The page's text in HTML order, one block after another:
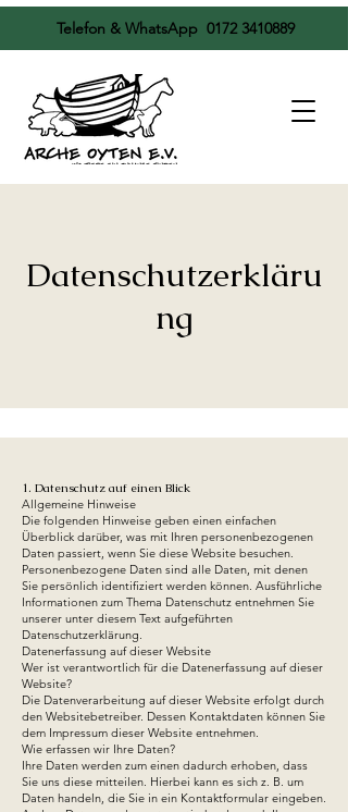
Telefon & WhatsApp 0172 3410889
Datenschutzerkläru
ng
1. Datenschutz auf einen Blick
Allgemeine Hinweise
Die folgenden Hinweise geben einen einfachen
Überblick darüber, was mit Ihren personenbezogenen
Daten passiert, wenn Sie diese Website besuchen.
Personenbezogene Daten sind alle Daten, mit denen
Sie persönlich identifiziert werden können. Ausführliche
Informationen zum Thema Datenschutz entnehmen Sie
unserer unter diesem Text aufgeführten
Datenschutzerklärung.
Datenerfassung auf dieser Website
Wer ist verantwortlich für die Datenerfassung auf dieser
Website?
Die Datenverarbeitung auf dieser Website erfolgt durch
den Websitebetreiber. Dessen Kontaktdaten können Sie
dem Impressum dieser Website entnehmen.
Wie erfassen wir Ihre Daten?
Ihre Daten werden zum einen dadurch erhoben, dass
Sie uns diese mitteilen. Hierbei kann es sich z. B. um
Daten handeln, die Sie in ein Kontaktformular eingeben.